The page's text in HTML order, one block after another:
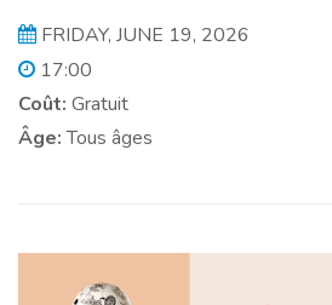
FRIDAY, JUNE 19, 2026
17:00
Coût: Gratuit
Âge:Tous âges